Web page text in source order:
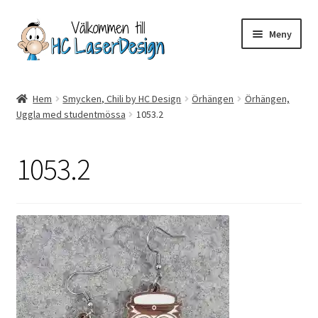
Hoppa
till
navigering
Hoppa
till
innehåll
Meny
Aktuell info mm
Kontakt
Köpvillkor
Logotypes
Hem Smycken, Chili by HC Design Örhängen
Örhängen,
Uggla med studentmössa
1053.2
1053.2